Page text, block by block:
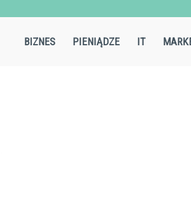
BIZNES PIENIĄDZE IT